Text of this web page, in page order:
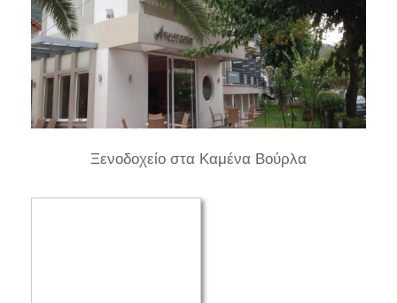
Ξενοδοχείο στα Καμένα Βούρλα